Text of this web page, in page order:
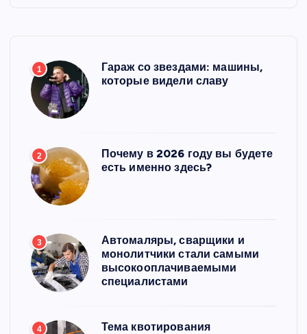
1
Гараж со звездами: машины,
которые видели славу
2
Почему в 2026 году вы будете
есть именно здесь?
3
Автомаляры, сварщики и
монолитчики стали самыми
высокооплачиваемыми
специалистами
4
Тема квотирования